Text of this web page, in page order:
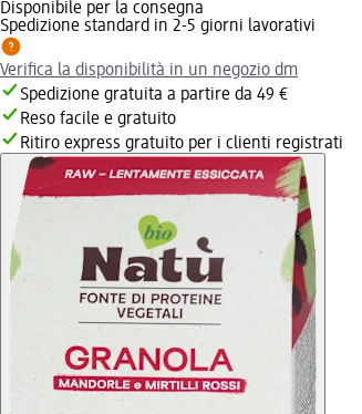
Disponibile per la consegna
Spedizione standard in 2-5 giorni lavorativi
Verifica la disponibilità in un negozio dm
Spedizione gratuita a partire da 49 €
Reso facile e gratuito
Ritiro express gratuito per i clienti registrati